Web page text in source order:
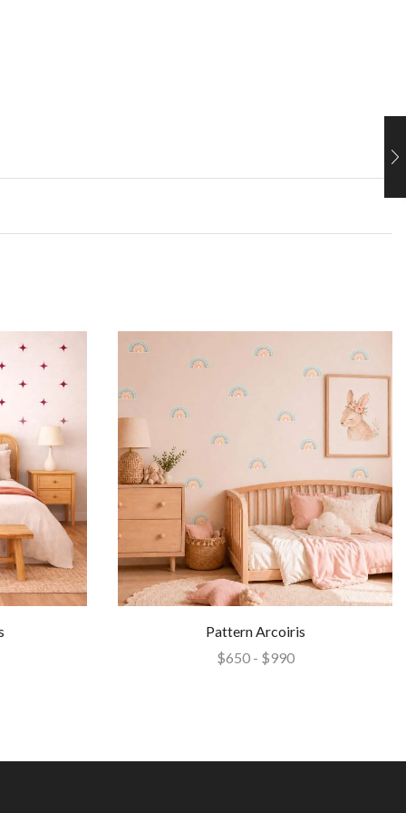
Pattern Arcoiris
$650 - $990